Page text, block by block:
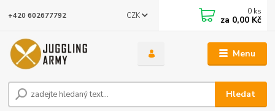
Menu
CZK
Hledat
+420 602677792 0 ks
za 0,00 Kč